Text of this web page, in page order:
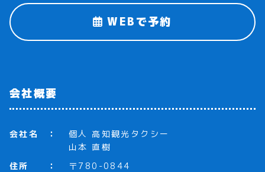
WEBで予約
会社概要
会社名
個人 高知観光タクシー
山本 直樹
住所
〒780-0844